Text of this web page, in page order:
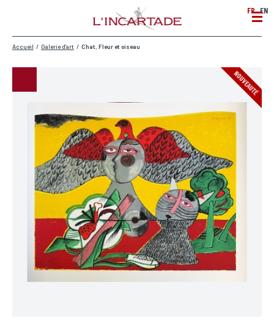
FR EN
Accueil / Galerie d'art / Chat, Fleur et oiseau
NOUVEAUTÉ